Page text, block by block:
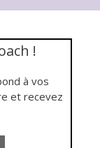
!
à vos
et recevez